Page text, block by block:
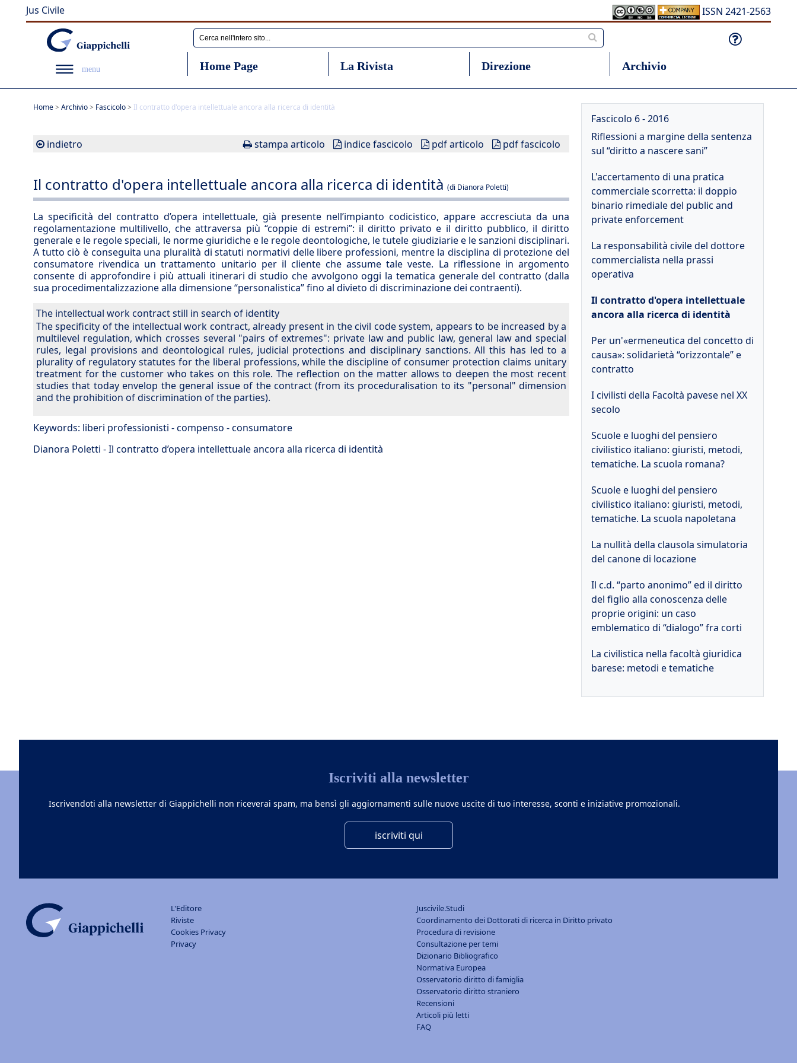
Jus Civile ISSN 2421-2563
menu Home Page La Rivista Direzione Archivio
Home> Archivio> Fascicolo> Il contratto d'opera intellettuale ancora alla ricerca di identità
indietro stampa articolo indice fascicolo pdf articolo pdf fascicolo
Il contratto d'opera intellettuale ancora alla ricerca di identità (di Dianora Poletti)
La specificità del contratto d’opera intellettuale, già presente nell’impianto codicistico, appare accresciuta da una
regolamentazione multilivello, che attraversa più “coppie di estremi”: il diritto privato e il diritto pubblico, il diritto
generale e le regole speciali, le norme giuridiche e le regole deontologiche, le tutele giudiziarie e le sanzioni disciplinari.
A tutto ciò è conseguita una pluralità di statuti normativi delle libere professioni, mentre la disciplina di protezione del
consumatore rivendica un trattamento unitario per il cliente che assume tale veste. La riflessione in argomento
consente di approfondire i più attuali itinerari di studio che avvolgono oggi la tematica generale del contratto (dalla
sua procedimentalizzazione alla dimensione “personalistica” fino al divieto di discriminazione dei contraenti).
The intellectual work contract still in search of identity
The specificity of the intellectual work contract, already present in the civil code system, appears to be increased by a
multilevel regulation, which crosses several "pairs of extremes": private law and public law, general law and special
rules, legal provisions and deontological rules, judicial protections and disciplinary sanctions. All this has led to a
plurality of regulatory statutes for the liberal professions, while the discipline of consumer protection claims unitary
treatment for the customer who takes on this role. The reflection on the matter allows to deepen the most recent
studies that today envelop the general issue of the contract (from its proceduralisation to its "personal" dimension
and the prohibition of discrimination of the parties).
Keywords: liberi professionisti -compenso -consumatore
Dianora Poletti - Il contratto d’opera intellettuale ancora alla ricerca di identità
Fascicolo 6 - 2016
Riflessioni a margine della sentenza
sul “diritto a nascere sani”
L'accertamento di una pratica
commerciale scorretta: il doppio
binario rimediale del public and
private enforcement
La responsabilità civile del dottore
commercialista nella prassi
operativa
Il contratto d'opera intellettuale
ancora alla ricerca di identità
Per un'«ermeneutica del concetto di
causa»: solidarietà “orizzontale” e
contratto
I civilisti della Facoltà pavese nel XX
secolo
Scuole e luoghi del pensiero
civilistico italiano: giuristi, metodi,
tematiche. La scuola romana?
Scuole e luoghi del pensiero
civilistico italiano: giuristi, metodi,
tematiche. La scuola napoletana
La nullità della clausola simulatoria
del canone di locazione
Il c.d. “parto anonimo” ed il diritto
del figlio alla conoscenza delle
proprie origini: un caso
emblematico di “dialogo” fra corti
La civilistica nella facoltà giuridica
barese: metodi e tematiche
Iscriviti alla newsletter
Iscrivendoti alla newsletter di Giappichelli non riceverai spam, ma bensì gli aggiornamenti sulle nuove uscite di tuo interesse, sconti e iniziative promozionali.
iscriviti qui
L'Editore
Riviste
Cookies Privacy
Privacy
Juscivile.Studi
Coordinamento dei Dottorati di ricerca in Diritto privato
Procedura di revisione
Consultazione per temi
Dizionario Bibliografico
Normativa Europea
Osservatorio diritto di famiglia
Osservatorio diritto straniero
Recensioni
Articoli più letti
FAQ